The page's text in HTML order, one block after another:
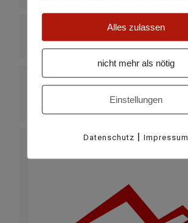
VERANSTALTUNGSORT
Curaglia
KATEGORIE
Alles zulassen
nicht mehr als nötig
Einstellungen
Datenschutz |Impressum